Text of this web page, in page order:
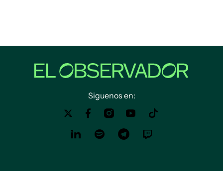
Siguenos en: